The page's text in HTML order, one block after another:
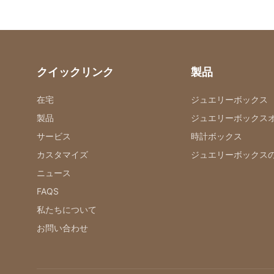
クイックリンク
在宅
製品
サービス
カスタマイズ
ニュース
FAQS
私たちについて
お問い合わせ
製品
ジュエリーボックス
ジュエリーボックス
時計ボックス
ジュエリーボックス